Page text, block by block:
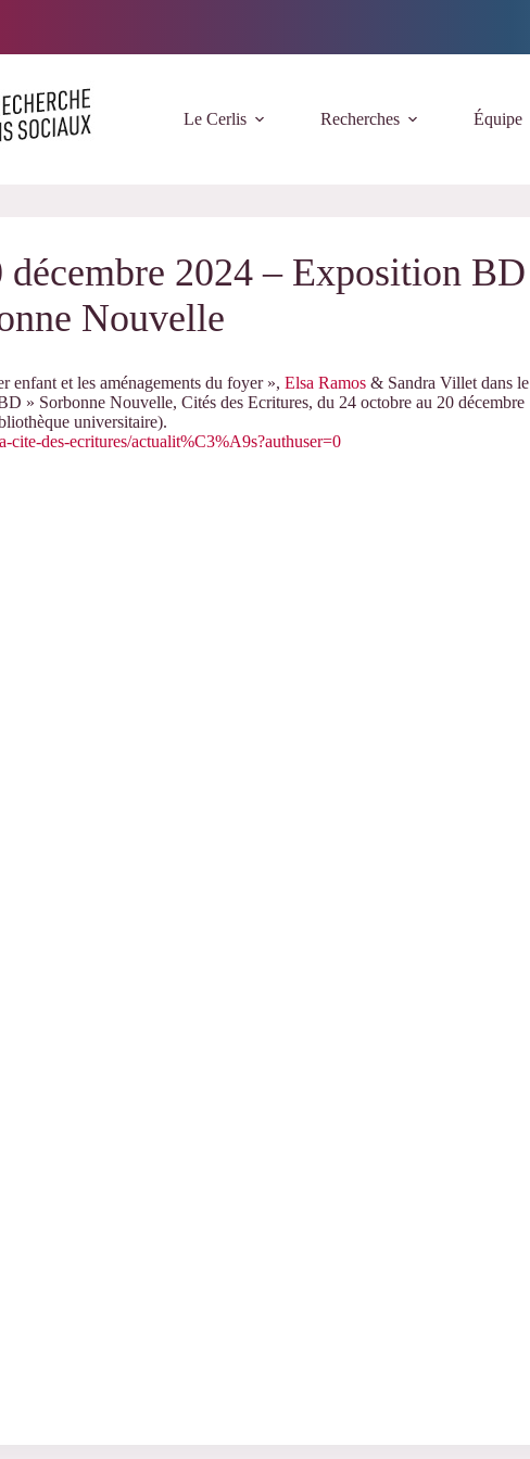
Le Cerlis Recherches Équipe
décembre 2024 – Exposition BD
Nouvelle
et les aménagements du foyer », Elsa Ramos & Sandra Villet dans le
» Sorbonne Nouvelle, Cités des Ecritures, du 24 octobre au 20 décembre
universitaire).
cite-des-ecritures/actualit%C3%A9s?authuser=0